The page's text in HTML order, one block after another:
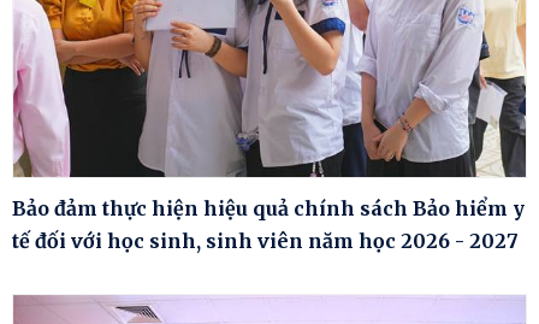
Bảo đảm thực hiện hiệu quả chính sách Bảo hiểm y
tế đối với học sinh, sinh viên năm học 2026 - 2027